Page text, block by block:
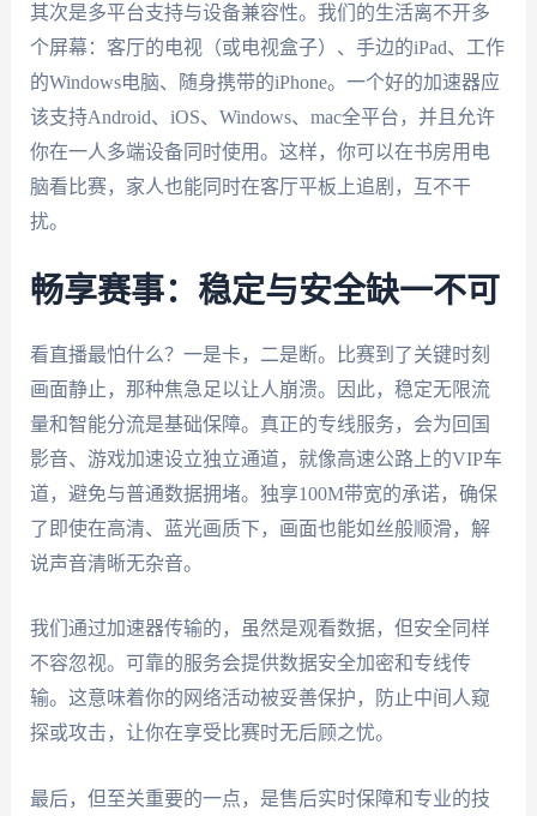
其次是多平台支持与设备兼容性。我们的生活离不开多
个屏幕：客厅的电视（或电视盒子）、手边的iPad、工作
的Windows电脑、随身携带的iPhone。一个好的加速器应
该支持Android、iOS、Windows、mac全平台，并且允许
你在一人多端设备同时使用。这样，你可以在书房用电
脑看比赛，家人也能同时在客厅平板上追剧，互不干
扰。
畅享赛事：稳定与安全缺一不可
看直播最怕什么？一是卡，二是断。比赛到了关键时刻
画面静止，那种焦急足以让人崩溃。因此，稳定无限流
量和智能分流是基础保障。真正的专线服务，会为回国
影音、游戏加速设立独立通道，就像高速公路上的VIP车
道，避免与普通数据拥堵。独享100M带宽的承诺，确保
了即使在高清、蓝光画质下，画面也能如丝般顺滑，解
说声音清晰无杂音。
我们通过加速器传输的，虽然是观看数据，但安全同样
不容忽视。可靠的服务会提供数据安全加密和专线传
输。这意味着你的网络活动被妥善保护，防止中间人窥
探或攻击，让你在享受比赛时无后顾之忧。
最后，但至关重要的一点，是售后实时保障和专业的技